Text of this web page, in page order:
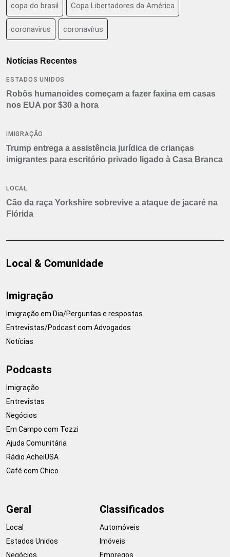
copa do brasil Copa Libertadores da América
coronavirus coronavírus
Notícias Recentes
ESTADOS UNIDOS
Robôs humanoides começam a fazer faxina em casas
nos EUA por $30 a hora
IMIGRAÇÃO
Trump entrega a assistência jurídica de crianças
imigrantes para escritório privado ligado à Casa Branca
LOCAL
Cão da raça Yorkshire sobrevive a ataque de jacaré na
Flórida
Local & Comunidade
Imigração
Imigração em Dia/Perguntas e respostas
Entrevistas/Podcast com Advogados
Notícias
Podcasts
Imigração
Entrevistas
Negócios
Em Campo com Tozzi
Ajuda Comunitária
Rádio AcheiUSA
Café com Chico
Geral
Local
Estados Unidos
Negócios
Classificados
Automóveis
Imóveis
Empregos